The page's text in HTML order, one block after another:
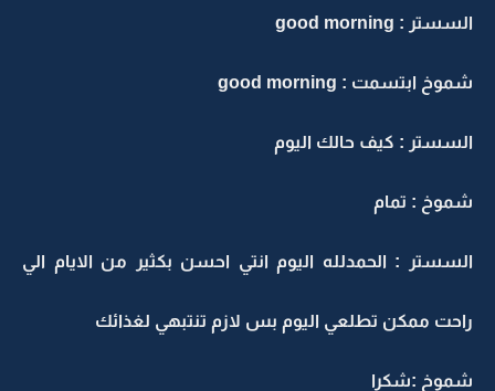
السستر : good morning
شموخ ابتسمت : good morning
السستر : كيف حالك اليوم
شموخ : تمام
السستر : الحمدلله اليوم انتي احسن بكثير من الايام الي
راحت ممكن تطلعي اليوم بس لازم تنتبهي لغذائك
شموخ :شكرا